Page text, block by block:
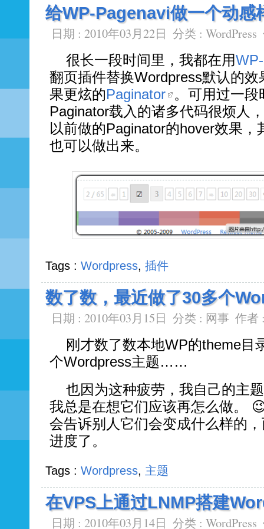
给WP-Pagenavi做一个动感
日期 : 2010年03月22日 分类 : WordPress
很长一段时间里，我都在用
翻页插件替换Wordpress默认的
果更炫的Paginator
。可用过一段
Paginator载入的诸多代码很烦人
以前做的Paginator的hover效果
也可以做出来。
Tags : Wordpress, 插件
数了数，最近做了30多个
日期 : 2010年03月15日 分类 : 网事 作者
刚才数了数本地WP的theme目
个Wordpress主题……
也因为这种疲劳，我自己的主
我总是在想它们应该再怎么做。
会告诉别人它们会变成什么样的
进度了。
Tags : Wordpress, 主题
在VPS上通过LNMP搭建
日期 : 2010年03月14日 分类 : WordPress